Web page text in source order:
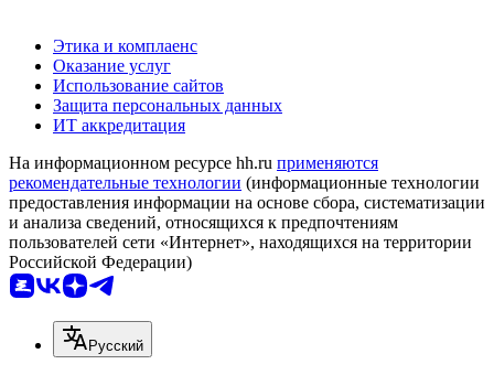
Этика и комплаенс
Оказание услуг
Использование сайтов
Защита персональных данных
ИТ аккредитация
На информационном ресурсе hh.ru применяются
рекомендательные технологии (информационные технологии
предоставления информации на основе сбора, систематизации
и анализа сведений, относящихся к предпочтениям
пользователей сети «Интернет», находящихся на территории
Российской Федерации)
Русский